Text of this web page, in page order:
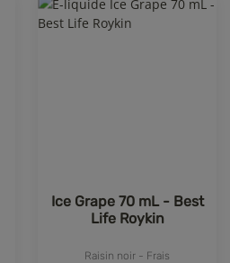
Ice Grape 70 mL - Best
Life Roykin
Raisin noir - Frais